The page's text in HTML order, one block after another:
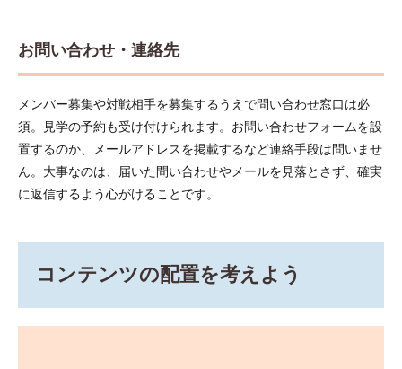
お問い合わせ・連絡先
メンバー募集や対戦相手を募集するうえで問い合わせ窓口は必
須。見学の予約も受け付けられます。お問い合わせフォームを設
置するのか、メールアドレスを掲載するなど連絡手段は問いませ
ん。大事なのは、届いた問い合わせやメールを見落とさず、確実
に返信するよう心がけることです。
コンテンツの配置を考えよう